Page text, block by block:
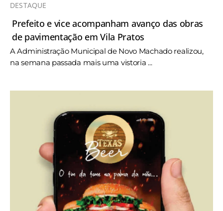
DESTAQUE
Prefeito e vice acompanham avanço das obras
de pavimentação em Vila Pratos
A Administração Municipal de Novo Machado realizou,
na semana passada mais uma vistoria ...